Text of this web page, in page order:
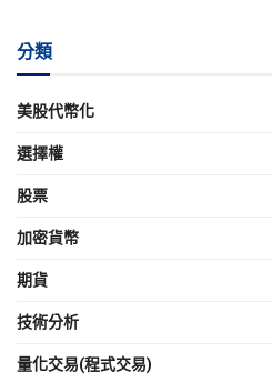
分類
美股代幣化
選擇權
股票
加密貨幣
期貨
技術分析
量化交易(程式交易)